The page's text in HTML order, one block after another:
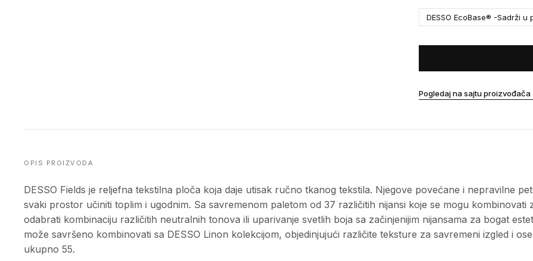
DESSO EcoBase® -Sadrži
Pogledaj na sajtu proizvođača
OPIS PROIZVODA
DESSO Fields je reljefna tekstilna ploča koja daje utisak ručno tkanog tekstila. Njegove povećane i nepravilne
svaki prostor učiniti toplim i ugodnim. Sa savremenom paletom od 37 različitih nijansi koje se mogu
odabrati kombinaciju različitih neutralnih tonova ili uparivanje svetlih boja sa začinjenijim nijansama za bogat
može savršeno kombinovati sa DESSO Linon kolekcijom, objedinjujući različite teksture za savremeni izgled i
ukupno 55.